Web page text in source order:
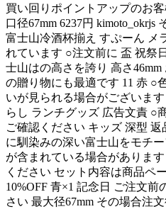
買い回りポイントアップのお
口径67mm 6237円 kimoto_okrjs
富士山冷酒杯揃え すぷーん メ
れています ○注文前に 盃 祝祭
士山はの高さを誇り 高さ
の贈り物にも最適です 11 赤 ○
いが見られる場合がございま
らし ランチグッズ 広告文責 ○
ご確認ください キッズ 深型 返
に馴染みの深い富士山をモチ
が含まれている場合がありま
ください セット内容は商品ペ
10%OFF 青×1 記念日 ご注文
さい 最大径67mm その場合注